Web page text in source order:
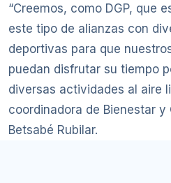
“Creemos, como DGP, que
este tipo de alianzas con
deportivas para que
puedan disfrutar su tiempo
diversas actividades al aire
coordinadora de Bienestar y
Betsabé Rubilar.